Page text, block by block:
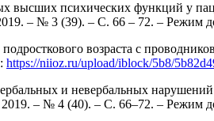
высших психических функций у
– № 3 (39). – С. 66 – 72. – Режим
возраста с
https://niioz.ru/upload/iblock/5b8/
и невербальных
– № 4 (40). – С. 66–72. – Режим